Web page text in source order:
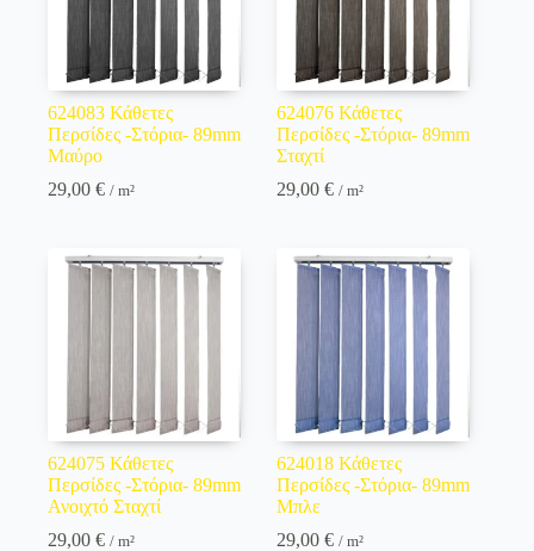
624083 Κάθετες
Περσίδες -Στόρια- 89mm
Μαύρο
29,00 € / m²
624076 Κάθετες
Περσίδες -Στόρια- 89mm
Σταχτί
29,00€ / m²
624075 Κάθετες
Περσίδες -Στόρια- 89mm
Ανοιχτό Σταχτί
29,00 € / m²
624018 Κάθετες
Περσίδες -Στόρια- 89mm
Μπλε
29,00€ / m²